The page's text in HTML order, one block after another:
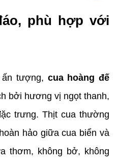
phù hợp với
tượng, cua hoàng đế
bởi hương vị ngọt thanh,
trưng. Thịt cua thường
hảo giữa cua biển và
thơm, không bở, không